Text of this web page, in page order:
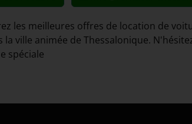
les meilleures offres de location de
la ville animée de Thessalonique.
spéciale